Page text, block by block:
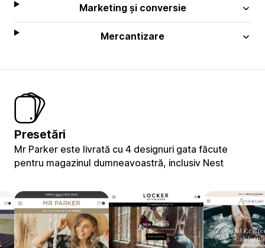
Marketing și conversie
Mercantizare
Presetări
Mr Parker este livrată cu 4 designuri gata făcute
pentru magazinul dumneavoastră, inclusiv Nest